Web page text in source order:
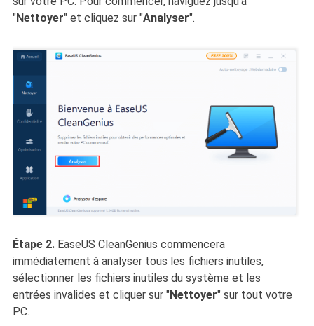
"Nettoyer" et cliquez sur "Analyser".
Étape 2.EaseUS CleanGenius commencera
immédiatement à analyser tous les fichiers inutiles,
sélectionner les fichiers inutiles du système et les
entrées invalides et cliquer sur "Nettoyer" sur tout votre
PC.